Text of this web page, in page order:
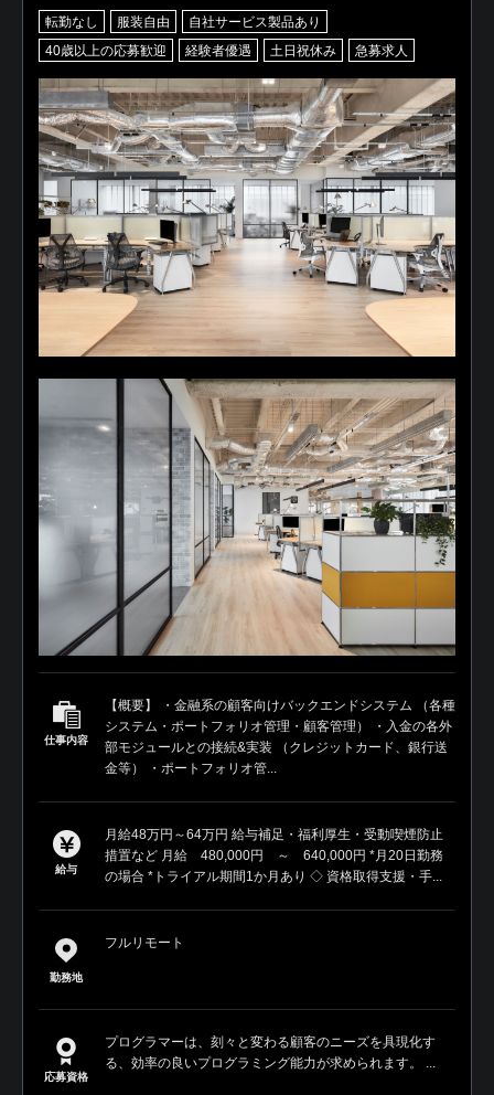
転勤なし 服装自由
自社サービス製品あり
40歳以上の応募歓迎
経験者優遇 土日祝休み 急募求人
仕事内容
【概要】 ・金融系の顧客向けバックエンドシステム （各種
システム・ポートフォリオ管理・顧客管理） ・入金の各外
部モジュールとの接続&実装 （クレジットカード、銀行送
金等） ・ポートフォリオ管...
給与
月給48万円～64万円 給与補足・福利厚生・受動喫煙防止
措置など 月給 480,000円 ～ 640,000円 *月20日勤務
の場合 *トライアル期間1か月あり ◇ 資格取得支援・手...
勤務地
フルリモート
応募資格
プログラマーは、刻々と変わる顧客のニーズを具現化す
る、効率の良いプログラミング能力が求められます。 ...